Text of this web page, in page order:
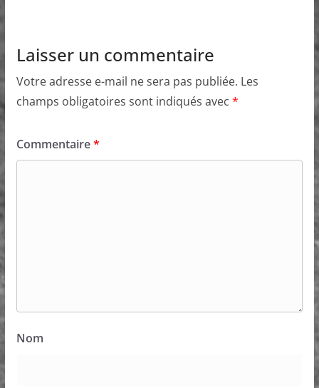
Laisser un commentaire
Votre adresse e-mail ne sera pas publiée. Les
champs obligatoires sont indiqués avec *
Commentaire*
Nom